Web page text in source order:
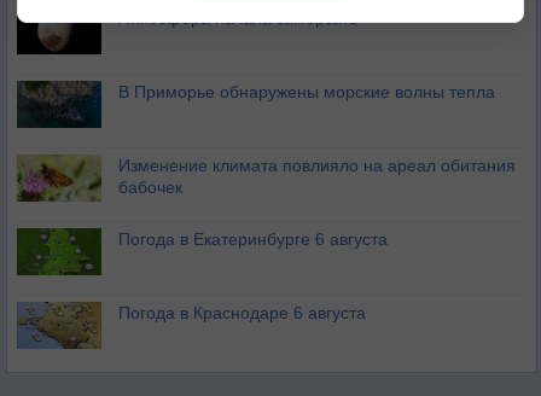
Атмосфера начала замерзать
В Приморье обнаружены морские волны тепла
Изменение климата повлияло на ареал обитания
бабочек
Погода в Екатеринбурге 6 августа
Погода в Краснодаре 6 августа